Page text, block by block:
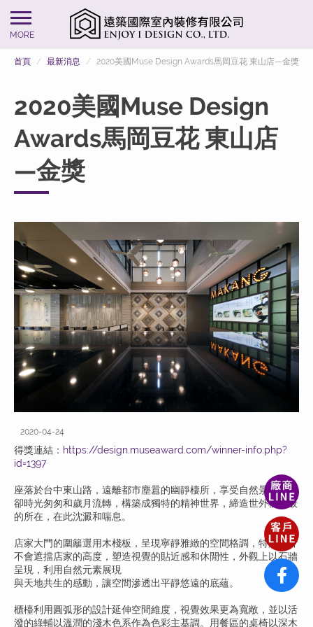
MORE
首頁 最新消息 2020美國Muse Design Awards馬岡豆花 東山店—金獎
2020美國Muse Design
Awards馬岡豆花 東山店
—金獎
2020-04-24
得獎連結： https://design.museaward.com/winner-info.php?
id=1397
座落於台中東山路，遠離都市塵囂的幽靜棲所，享受自然景致，忘
卻時光匆匆和歲月流轉，構築成獨特的精神世界，締造世外桃源般
的所在，在此沈澱和喘息。
店家大門的圍籬選用木棧板，呈現寧靜雅緻的空間格調，特別設計
不會遮擋店家的高度，塑造視覺的貼近感和休閒性，外觀上以石牆
呈現，利用自然元素展現
與天地共生的感動，讓空間滲透出平靜悠遠的底蘊。
櫃檯利用圓弧形的設計延伸空間維度，視覺效果更為寬敞，並以活
潑的綠輔以溫潤的淺木色系作為色彩主基調。用餐區的桌椅以深木